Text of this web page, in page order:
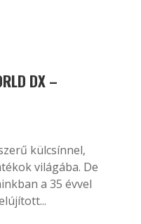
DX –
külcsínnel,
világába. De
a 35 évvel